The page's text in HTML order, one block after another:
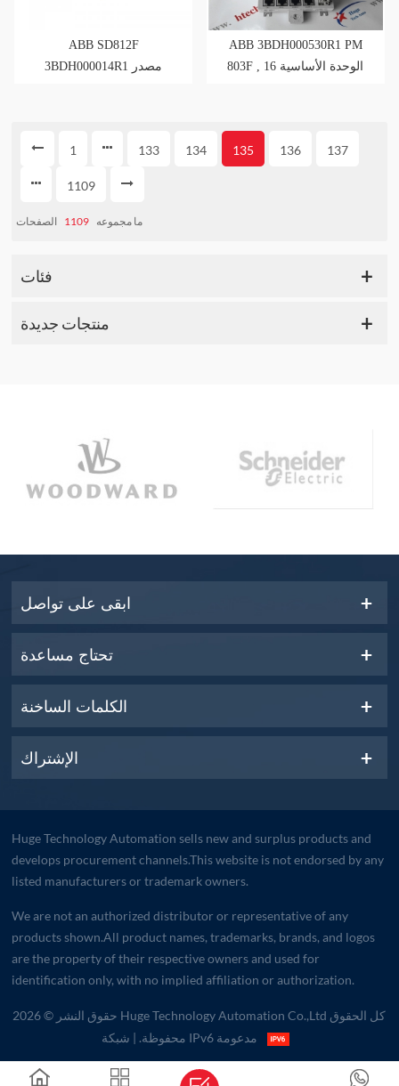
ABB SD812F
3BDH000014R1 مصدر
ABB 3BDH000530R1 PM
803F , الوحدة الأساسية 16
1 133 134 135 136 137
1109
ما مجموعه 1109 الصفحات
فئات
منتجات جديدة
ابقى على تواصل
تحتاج مساعدة
الكلمات الساخنة
الإشتراك
Huge Technology Automation sells new and surplus products and
develops procurement channels.This website is not endorsed by any
listed manufacturers or trademark owners.
We are not an authorized distributor or representative of any
products shown.All product names, trademarks, brands, and logos
are the property of their respective owners and used for
identification only, with no implied affiliation or authorization.
حقوق النشر © 2026 Huge Technology Automation Co.,Ltd كل الحقوق
محفوظة.